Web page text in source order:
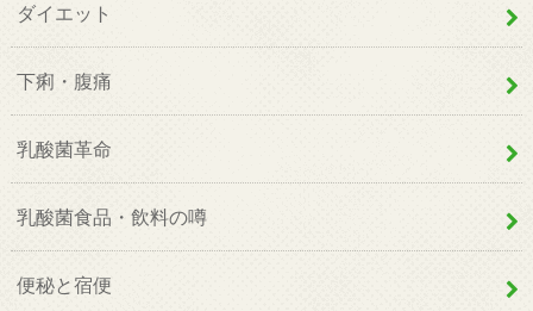
ダイエット
下痢・腹痛
乳酸菌革命
乳酸菌食品・飲料の噂
便秘と宿便